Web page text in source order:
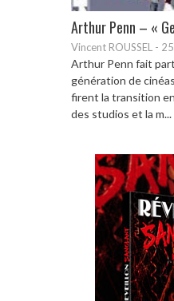
Arthur Penn – «
Vincent ROUSSEL -
Arthur Penn fait
génération de
firent la transition
des studios et la m...